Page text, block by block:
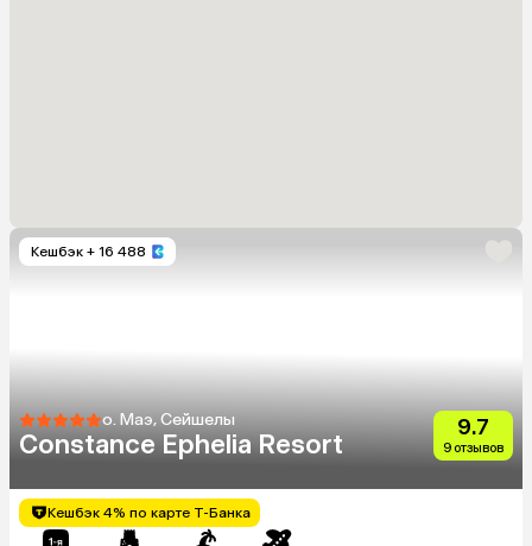
Кешбэк + 16 488
о. Маэ, Сейшелы
Constance Ephelia Resort
9.7
9 отзывов
Кешбэк 4% по карте Т-Банка